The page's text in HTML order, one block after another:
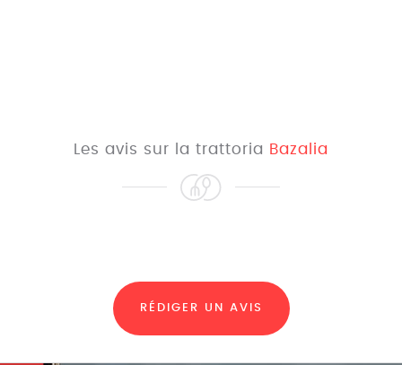
Les avis sur la trattoria Bazalia
RÉDIGER UN AVIS